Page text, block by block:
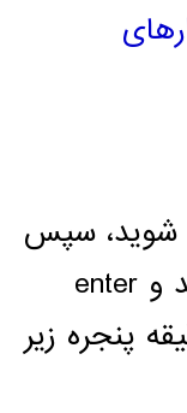
شوید، سپس
عبارت simulink را تایپ کنید و enter
پنجره زیر